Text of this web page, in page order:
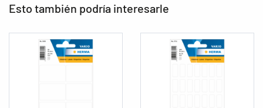
Esto también podría interesarle